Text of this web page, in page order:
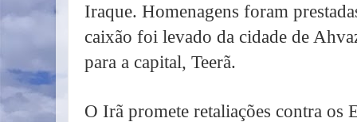
Iraque. Homenagens foram
caixão foi levado da cidade de
para a capital, Teerã.
O Irã promete retaliações contra os